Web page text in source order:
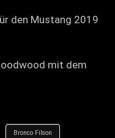
den Mustang 2019
mit dem
Bronco Filson